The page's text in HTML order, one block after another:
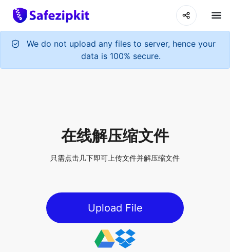
We do not upload any files to server, hence your
data is 100% secure.
Upload File